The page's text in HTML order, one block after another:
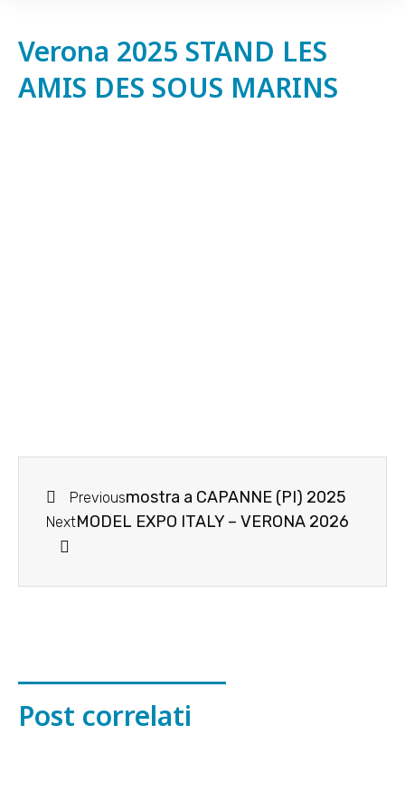
Verona 2025 STAND LES
AMIS DES SOUS MARINS
Previousmostra a CAPANNE (PI) 2025
NextMODEL EXPO ITALY – VERONA 2026
Post correlati